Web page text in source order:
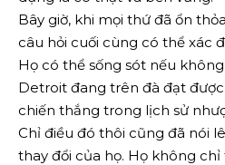
Bây giờ, khi mọi thứ đã ổn
câu hỏi cuối cùng có thể xác
Họ có thể sống sót nếu
Detroit đang trên đà đạt
chiến thắng trong lịch sử
Chỉ điều đó thôi cũng đã nói
thay đổi của họ. Họ không